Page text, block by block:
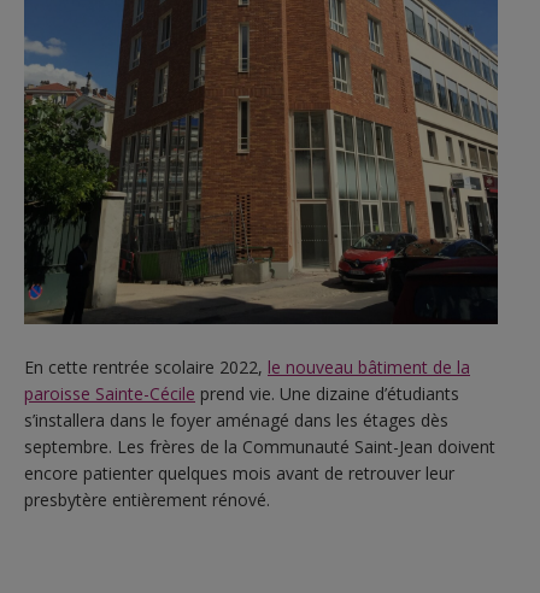
En cette rentrée scolaire 2022, le nouveau bâtiment de la
paroisse Sainte-Cécile prend vie. Une dizaine d’étudiants
s’installera dans le foyer aménagé dans les étages dès
septembre. Les frères de la Communauté Saint-Jean doivent
encore patienter quelques mois avant de retrouver leur
presbytère entièrement rénové.